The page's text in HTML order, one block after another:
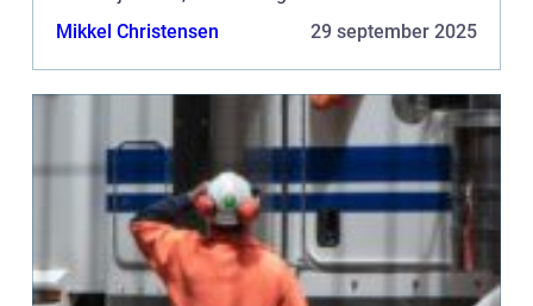
kørende problemfrit, sikkert og effektivt. F...
Mikkel Christensen 29 september 2025